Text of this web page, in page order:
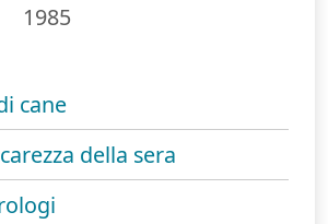
1985
cane
della sera